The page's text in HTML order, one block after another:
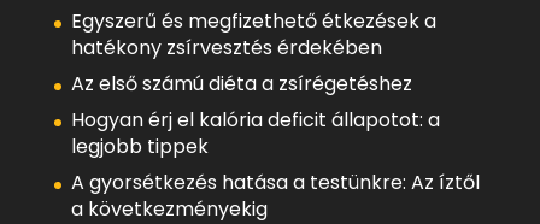
Egyszerű és megfizethető étkezések a
hatékony zsírvesztés érdekében
Az első számú diéta a zsírégetéshez
Hogyan érj el kalória deficit állapotot: a
legjobb tippek
A gyorsétkezés hatása a testünkre: Az íztől
a következményekig